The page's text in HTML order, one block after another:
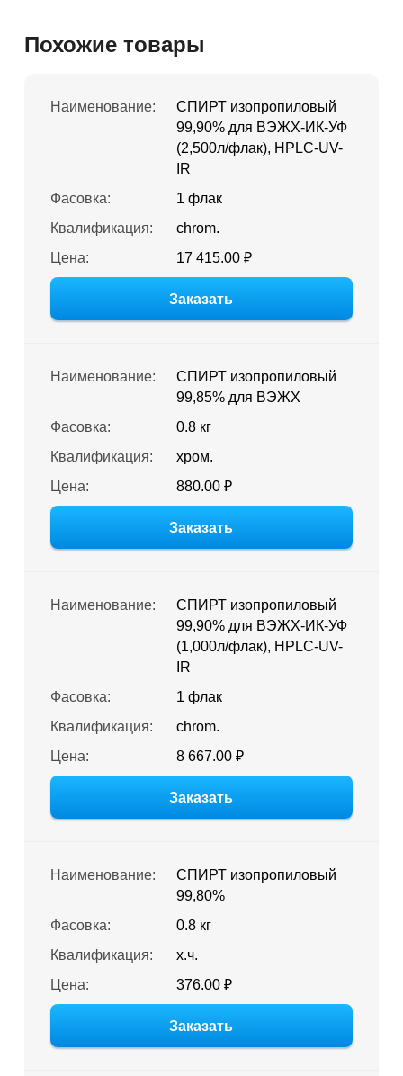
Похожие товары
Наименование:
СПИРТ изопропиловый
99,90% для ВЭЖХ-ИК-УФ
(2,500л/флак), HPLC-UV-
IR
Фасовка:
1 флак
Квалификация:
chrom.
Цена:
17 415.00 ₽
Заказать
Наименование:
СПИРТ изопропиловый
99,85% для ВЭЖХ
Фасовка:
0.8 кг
Квалификация:
хром.
Цена:
880.00 ₽
Заказать
Наименование:
СПИРТ изопропиловый
99,90% для ВЭЖХ-ИК-УФ
(1,000л/флак), HPLC-UV-
IR
Фасовка:
1 флак
Квалификация:
chrom.
Цена:
8 667.00 ₽
Заказать
Наименование:
СПИРТ изопропиловый
99,80%
Фасовка:
0.8 кг
Квалификация:
х.ч.
Цена:
376.00 ₽
Заказать